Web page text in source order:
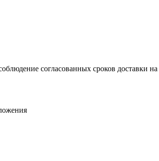
согласованных сроков доставки